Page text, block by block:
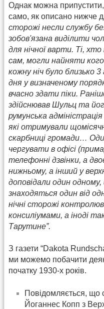
Однак можна
само, як описано нижче
сторожі несли службу
зобов'язана виділити
для нічної варти. Ті,
сам, могли найняти
кожну ніч було близько
дня у визначеному
вчасно здати піки.
здійснював Шульц та
румунська
які отримували
скарбниці громади…
чергувати в офісі
телефонні дзвінки, а
нижньому, а інший у
доповідали один
знаходяться один від
нічні сторожі
консиліумами, а іноді
Тарутине”.
З газети “Dakota
ми можемо побачити
початку 1930-х років.
Повідомляється, що
Йоганнес Копп з